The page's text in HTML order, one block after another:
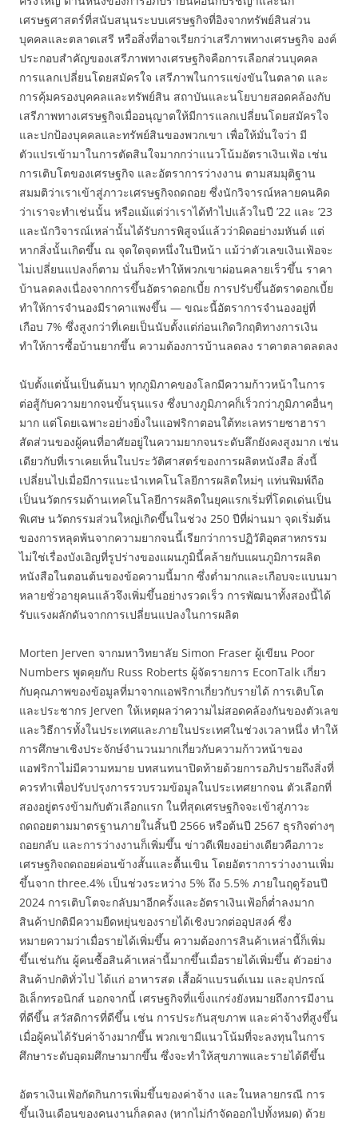
เศรษฐศาสตร์ที่สนับสนุนระบบเศรษฐกิจที่อิงจากทรัพย์สินส่วน
บุคคลและตลาดเสรี หรือสิ่งที่อาจเรียกว่าเสรีภาพทางเศรษฐกิจ องค์
ประกอบสำคัญของเสรีภาพทางเศรษฐกิจคือการเลือกส่วนบุคคล
การแลกเปลี่ยนโดยสมัครใจ เสรีภาพในการแข่งขันในตลาด และ
การคุ้มครองบุคคลและทรัพย์สิน สถาบันและนโยบายสอดคล้องกับ
เสรีภาพทางเศรษฐกิจเมื่ออนุญาตให้มีการแลกเปลี่ยนโดยสมัครใจ
และปกป้องบุคคลและทรัพย์สินของพวกเขา เพื่อให้มั่นใจว่า มี
ตัวแปรเข้ามาในการตัดสินใจมากกว่าแนวโน้มอัตราเงินเฟ้อ เช่น
การเติบโตของเศรษฐกิจ และอัตราการว่างงาน ตามสมมุติฐาน
สมมติว่าเราเข้าสู่ภาวะเศรษฐกิจถดถอย ซึ่งนักวิจารณ์หลายคนคิด
ว่าเราจะทำเช่นนั้น หรือแม้แต่ว่าเราได้ทำไปแล้วในปี ’22 และ ’23
และนักวิจารณ์เหล่านั้นได้รับการพิสูจน์แล้วว่าผิดอย่างมหันต์ แต่
หากสิ่งนั้นเกิดขึ้น ณ จุดใดจุดหนึ่งในปีหน้า แม้ว่าตัวเลขเงินเฟ้อจะ
ไม่เปลี่ยนแปลงก็ตาม นั่นก็จะทำให้พวกเขาผ่อนคลายเร็วขึ้น ราคา
บ้านลดลงเนื่องจากการขึ้นอัตราดอกเบี้ย การปรับขึ้นอัตราดอกเบี้ย
ทำให้การจำนองมีราคาแพงขึ้น — ขณะนี้อัตราการจำนองอยู่ที่
เกือบ 7% ซึ่งสูงกว่าที่เคยเป็นนับตั้งแต่ก่อนเกิดวิกฤติทางการเงิน
ทำให้การซื้อบ้านยากขึ้น ความต้องการบ้านลดลง ราคาตลาดลดลง
นับตั้งแต่นั้นเป็นต้นมา ทุกภูมิภาคของโลกมีความก้าวหน้าในการ
ต่อสู้กับความยากจนขั้นรุนแรง ซึ่งบางภูมิภาคก็เร็วกว่าภูมิภาคอื่นๆ
มาก แต่โดยเฉพาะอย่างยิ่งในแอฟริกาตอนใต้ทะเลทรายซาฮารา
สัดส่วนของผู้คนที่อาศัยอยู่ในความยากจนระดับลึกยังคงสูงมาก เช่น
เดียวกับที่เราเคยเห็นในประวัติศาสตร์ของการผลิตหนังสือ สิ่งนี้
เปลี่ยนไปเมื่อมีการแนะนำเทคโนโลยีการผลิตใหม่ๆ แท่นพิมพ์ถือ
เป็นนวัตกรรมด้านเทคโนโลยีการผลิตในยุคแรกเริ่มที่โดดเด่นเป็น
พิเศษ นวัตกรรมส่วนใหญ่เกิดขึ้นในช่วง 250 ปีที่ผ่านมา จุดเริ่มต้น
ของการหลุดพ้นจากความยากจนนี้เรียกว่าการปฏิวัติอุตสาหกรรม
ไม่ใช่เรื่องบังเอิญที่รูปร่างของแผนภูมินี้คล้ายกับแผนภูมิการผลิต
หนังสือในตอนต้นของข้อความนี้มาก ซึ่งต่ำมากและเกือบจะแบนมา
หลายชั่วอายุคนแล้วจึงเพิ่มขึ้นอย่างรวดเร็ว การพัฒนาทั้งสองนี้ได้
รับแรงผลักดันจากการเปลี่ยนแปลงในการผลิต
Morten Jerven จากมหาวิทยาลัย Simon Fraser ผู้เขียน Poor
Numbers พูดคุยกับ Russ Roberts ผู้จัดรายการ EconTalk เกี่ยว
กับคุณภาพของข้อมูลที่มาจากแอฟริกาเกี่ยวกับรายได้ การเติบโต
และประชากร Jerven ให้เหตุผลว่าความไม่สอดคล้องกันของตัวเลข
และวิธีการทั้งในประเทศและภายในประเทศในช่วงเวลาหนึ่ง ทำให้
การศึกษาเชิงประจักษ์จำนวนมากเกี่ยวกับความก้าวหน้าของ
แอฟริกาไม่มีความหมาย บทสนทนาปิดท้ายด้วยการอภิปรายถึงสิ่งที่
ควรทำเพื่อปรับปรุงการรวบรวมข้อมูลในประเทศยากจน ตัวเลือกที่
สองอยู่ตรงข้ามกับตัวเลือกแรก ในที่สุดเศรษฐกิจจะเข้าสู่ภาวะ
ถดถอยตามมาตรฐานภายในสิ้นปี 2566 หรือต้นปี 2567 ธุรกิจต่างๆ
ถอยกลับ และการว่างงานก็เพิ่มขึ้น ข่าวดีเพียงอย่างเดียวคือภาวะ
เศรษฐกิจถดถอยค่อนข้างสั้นและตื้นเขิน โดยอัตราการว่างงานเพิ่ม
ขึ้นจาก three.4% เป็นช่วงระหว่าง 5% ถึง 5.5% ภายในฤดูร้อนปี
2024 การเติบโตจะกลับมาอีกครั้งและอัตราเงินเฟ้อก็ต่ำลงมาก
สินค้าปกติมีความยืดหยุ่นของรายได้เชิงบวกต่ออุปสงค์ ซึ่ง
หมายความว่าเมื่อรายได้เพิ่มขึ้น ความต้องการสินค้าเหล่านี้ก็เพิ่ม
ขึ้นเช่นกัน ผู้คนซื้อสินค้าเหล่านี้มากขึ้นเมื่อรายได้เพิ่มขึ้น ตัวอย่าง
สินค้าปกติทั่วไป ได้แก่ อาหารสด เสื้อผ้าแบรนด์เนม และอุปกรณ์
อิเล็กทรอนิกส์ นอกจากนี้ เศรษฐกิจที่แข็งแกร่งยังหมายถึงการมีงาน
ที่ดีขึ้น สวัสดิการที่ดีขึ้น เช่น การประกันสุขภาพ และค่าจ้างที่สูงขึ้น
เมื่อผู้คนได้รับค่าจ้างมากขึ้น พวกเขามีแนวโน้มที่จะลงทุนในการ
ศึกษาระดับอุดมศึกษามากขึ้น ซึ่งจะทำให้สุขภาพและรายได้ดีขึ้น
อัตราเงินเฟ้อกัดกินการเพิ่มขึ้นของค่าจ้าง และในหลายกรณี การ
ขึ้นเงินเดือนของคนงานก็ลดลง (หากไม่กำจัดออกไปทั้งหมด) ด้วย